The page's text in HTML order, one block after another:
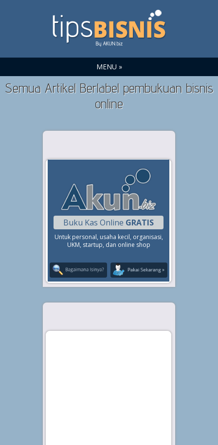
MENU »
Semua Artikel Berlabel pembukuan bisnis
online
Buku Kas Online GRATIS
Untuk personal, usaha kecil, organisasi,
UKM, startup, dan online shop